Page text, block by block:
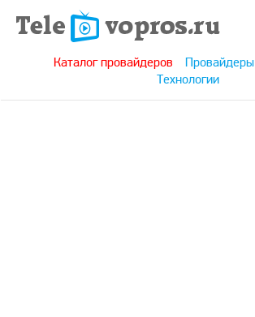
Каталог провайдеров Провайдеры
Технологии